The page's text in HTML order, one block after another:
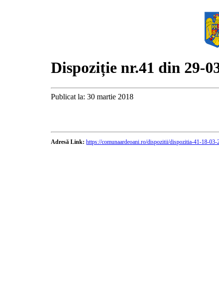
Dispoziție nr.41 din 29-
Publicat la: 30 martie 2018
Adresă Link: https://comunaardeoani.ro/dispozitii/dispozitia-41-18-03-